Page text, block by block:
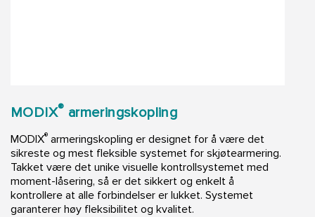
MODIX® armeringskopling
MODIX® armeringskopling er designet for å være det
sikreste og mest fleksible systemet for skjøtearmering.
Takket være det unike visuelle kontrollsystemet med
moment-låsering, så er det sikkert og enkelt å
kontrollere at alle forbindelser er lukket. Systemet
garanterer høy fleksibilitet og kvalitet.